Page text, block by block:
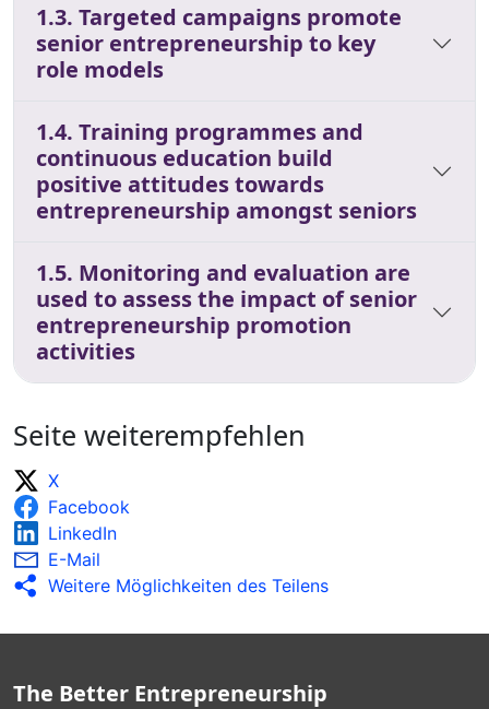
1.3. Targeted campaigns promote
senior entrepreneurship to key
role models
1.4. Training programmes and
continuous education build
positive attitudes towards
entrepreneurship amongst seniors
1.5. Monitoring and evaluation are
used to assess the impact of senior
entrepreneurship promotion
activities
Seite weiterempfehlen
X
Facebook
LinkedIn
E-Mail
Weitere Möglichkeiten des Teilens
The Better Entrepreneurship